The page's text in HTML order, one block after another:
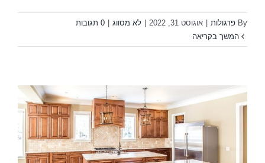
By פרגולות אוגוסט 31, 2022 לא מסווג
0 תגובות
המשך בקריאה